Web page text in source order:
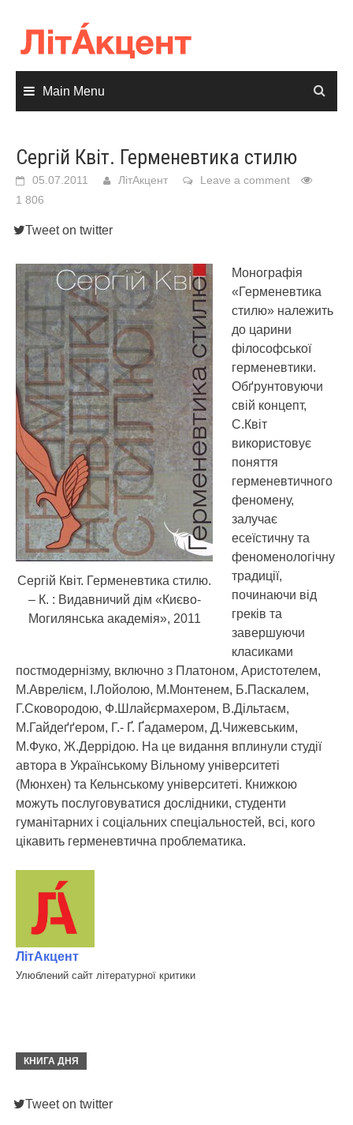
content
Main Menu
Сергій Квіт. Герменевтика стилю
05.07.2011 ЛітАкцент
Leave a comment
1 806
Tweet on twitter
Сергій Квіт. Герменевтика стилю.
– К. : Видавничий дім «Києво-
Могилянська академія», 2011
Монографія
«Герменевтика
стилю» належить
до царини
філософської
герменевтики.
Обґрунтовуючи
свій концепт,
С.Квіт
використовує
поняття
герменевтичного
феномену,
залучає
есеїстичну та
феноменологічну
традиції,
починаючи від
греків та
завершуючи
класиками
постмодернізму, включно з Платоном, Аристотелем,
М.Аврелієм, І.Лойолою, М.Монтенем, Б.Паскалем,
Г.Сковородою, Ф.Шлайєрмахером, В.Дільтаєм,
М.Гайдеґґером, Г.- Ґ. Ґадамером, Д.Чижевським,
М.Фуко, Ж.Деррідою. На це видання вплинули студії
автора в Українському Вільному університеті
(Мюнхен) та Кельнському університеті. Книжкою
можуть послуговуватися дослідники, студенти
гуманітарних і соціальних спеціальностей, всі, кого
цікавить герменевтична проблематика.
ЛітАкцент
Улюблений сайт літературної критики
КНИГА ДНЯ
Tweet on twitter